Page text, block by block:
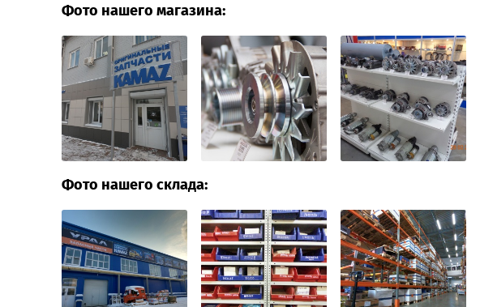
Фото нашего магазина:
Фото нашего склада: